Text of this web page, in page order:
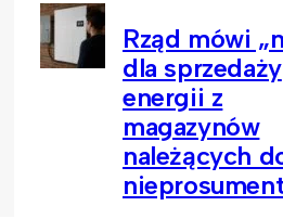
Rząd mówi
dla sprzedaży
energii z
magazynów
należących